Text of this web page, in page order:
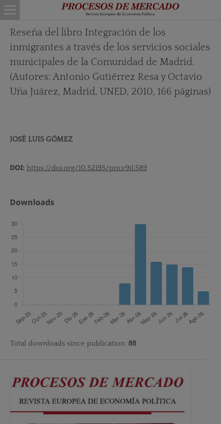
Reseña del libro Integración de los
inmigrantes a través de los servicios sociales
municipales de la Comunidad de Madrid.
(Autores: Antonio Gutiérrez Resa y Octavio
Uña Juárez, Madrid, UNED, 2010, 166 páginas)
JOSÉ LUIS GÓMEZ
DOI: https://doi.org/10.52195/pm.v9i1.589
Downloads
Total downloads since publication: 88